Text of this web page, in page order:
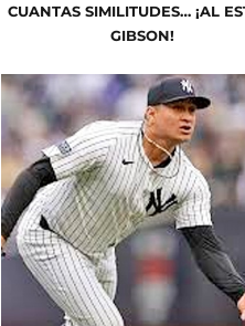
CUANTAS SIMILITUDES… ¡AL
GIBSON!